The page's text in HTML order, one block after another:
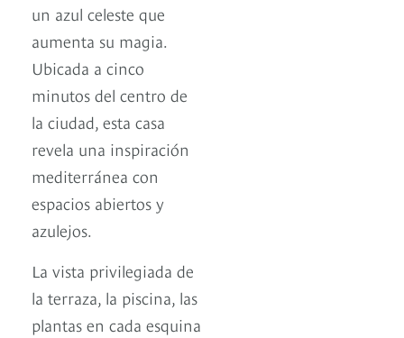
un azul celeste que
aumenta su magia.
Ubicada a cinco
minutos del centro de
la ciudad, esta casa
revela una inspiración
mediterránea con
espacios abiertos y
azulejos.
La vista privilegiada de
la terraza, la piscina, las
plantas en cada esquina